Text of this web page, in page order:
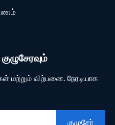
மற்றும் விற்பனை. நேரடியாக
குழுசேர்